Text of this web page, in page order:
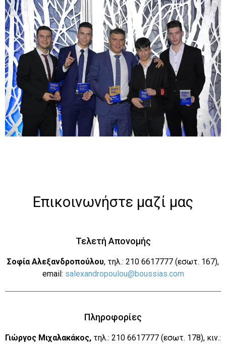
Επικοινωνήστε μαζί μας
Τελετή Απονομής
Σοφία Αλεξανδροπούλου, τηλ.: 210 6617777 (εσωτ. 167),
email: salexandropoulou@boussias.com
Πληροφορίες
Γιώργος Μιχαλακάκος, τηλ.: 210 6617777 (εσωτ. 178), κιν.: